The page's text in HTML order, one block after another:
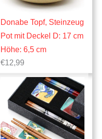
Donabe Topf, Steinzeug
Pot mit Deckel D: 17 cm
Höhe: 6,5 cm
€12,99